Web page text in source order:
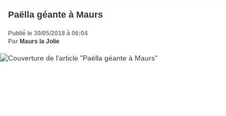
Paëlla géante à Maurs
Publié le 30/05/2018 à 06:04
Par Maurs la Jolie